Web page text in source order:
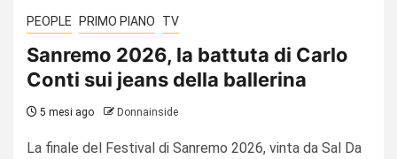
PEOPLE PRIMO PIANO TV
Sanremo 2026, la battuta di Carlo
Conti sui jeans della ballerina
5 mesi ago Donnainside
La finale del Festival di Sanremo 2026, vinta da Sal Da